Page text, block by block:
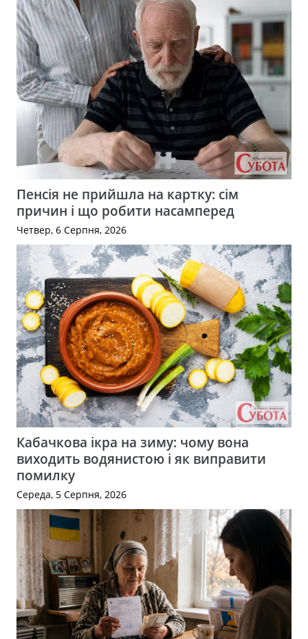
Пенсія не прийшла на картку: сім
причин і що робити насамперед
Четвер, 6 Серпня, 2026
Кабачкова ікра на зиму: чому вона
виходить водянистою і як виправити
помилку
Середа, 5 Серпня, 2026